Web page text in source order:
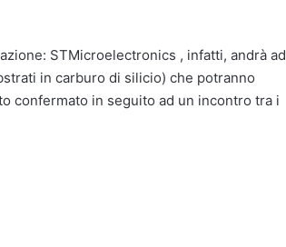
STMicroelectronics , infatti, andrà ad
in carburo di silicio) che potranno
confermato in seguito ad un incontro tra i